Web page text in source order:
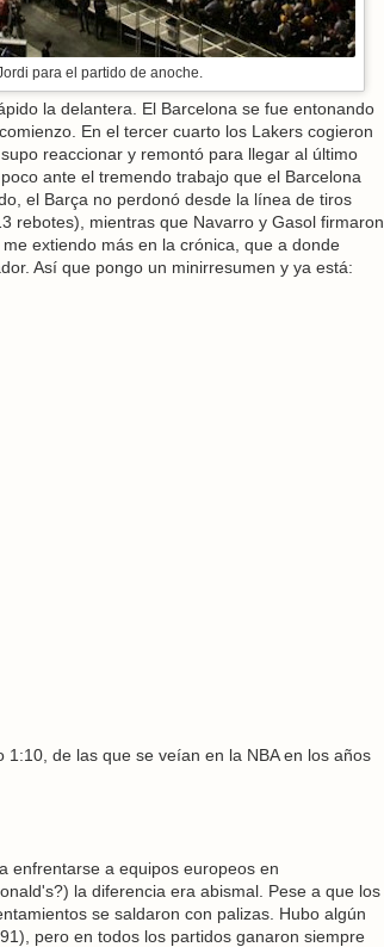
para el partido de anoche.
la delantera. El Barcelona se fue entonando
En el tercer cuarto los Lakers cogieron
reaccionar y remontó para llegar al último
ante el tremendo trabajo que el Barcelona
el Barça no perdonó desde la línea de tiros
rebotes), mientras que Navarro y Gasol firmaron
extiendo más en la crónica, que a donde
Así que pongo un minirresumen y ya está:
de las que se veían en la NBA en los años
enfrentarse a equipos europeos en
la diferencia era abismal. Pese a que los
se saldaron con palizas. Hubo algún
pero en todos los partidos ganaron siempre